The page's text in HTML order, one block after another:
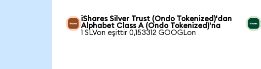
iShares Silver Trust (Ondo Tokenized)'dan
Alphabet Class A (Ondo Tokenized)'na
1 SLVon eşittir 0,153312 GOOGLon